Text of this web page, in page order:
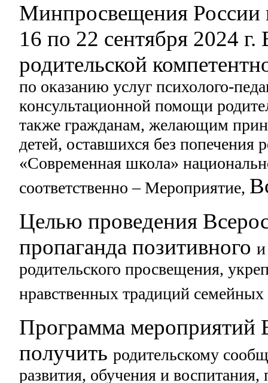
Минпросвещения России
16 по 22 сентября 2024
родительской
по оказанию услуг психолого-
консультационной помощи
также гражданам, желающим
детей, оставшихся без попечения
«Современная школа»
соответственно – Мероприятие,
Целью проведения
пропаганда позитивногои
родительского просвещения,
нравственных традиций семейных
Программа мероприятий
получитьродительскому
развития, обученияи воспитания,